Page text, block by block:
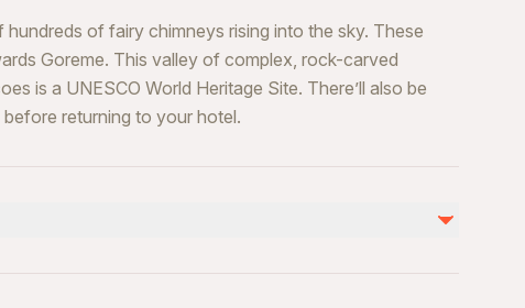
of fairy chimneys rising into the sky. These
Goreme. This valley of complex, rock-carved
is a UNESCO World Heritage Site. There’ll also be
before returning to your hotel.